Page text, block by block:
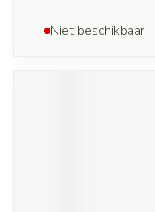
Niet beschikbaar